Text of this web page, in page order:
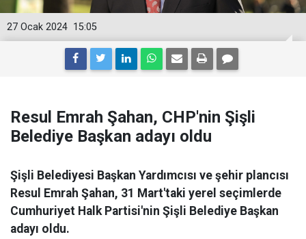
15:05
27 Ocak 2024
Resul Emrah Şahan, CHP'nin Şişli
Belediye Başkan adayı oldu
Şişli Belediyesi Başkan Yardımcısı ve şehir plancısı
Resul Emrah Şahan, 31 Mart'taki yerel seçimlerde
Cumhuriyet Halk Partisi'nin Şişli Belediye Başkan
adayı oldu.